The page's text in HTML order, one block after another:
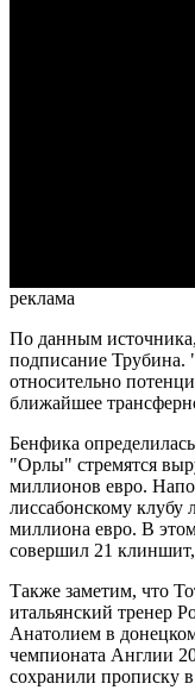
реклама
По данным источника,
подписание
относительно
ближайшее
Бенфика
"Орлы" стремятся
миллионов евро.
лиссабонскому клубу
миллиона евро. В
совершил 21 клиншит,
Также заметим, что
итальянский тренер
Анатолием в
чемпионата Англии
сохранили прописку